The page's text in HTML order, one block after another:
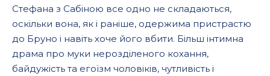
Стефана з Сабіною все одно не складаються,
оскільки вона, як і раніше, одержима пристрастю
до Бруно і навіть хоче його вбити. Більш інтимна
драма про муки нерозділеного кохання,
байдужість та егоїзм чоловіків, чутливість і